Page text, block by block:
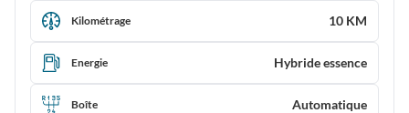
Kilométrage 10 KM
Energie Hybride essence
Boîte Automatique